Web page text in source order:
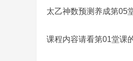
太乙神数预测养成第05
课程内容请看第01堂课